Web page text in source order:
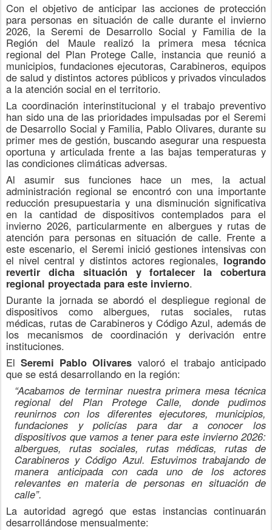
Con el objetivo de anticipar las acciones de protección
para personas en situación de calle durante el invierno
2026, la Seremi de Desarrollo Social y Familia de la
Región del Maule realizó la primera mesa técnica
regional del Plan Protege Calle, instancia que reunió a
municipios, fundaciones ejecutoras, Carabineros, equipos
de salud y distintos actores públicos y privados vinculados
a la atención social en el territorio.
La coordinación interinstitucional y el trabajo preventivo
han sido una de las prioridades impulsadas por el Seremi
de Desarrollo Social y Familia, Pablo Olivares, durante su
primer mes de gestión, buscando asegurar una respuesta
oportuna y articulada frente a las bajas temperaturas y
las condiciones climáticas adversas.
Al asumir sus funciones hace un mes, la actual
administración regional se encontró con una importante
reducción presupuestaria y una disminución significativa
en la cantidad de dispositivos contemplados para el
invierno 2026, particularmente en albergues y rutas de
atención para personas en situación de calle. Frente a
este escenario, el Seremi inició gestiones intensivas con
el nivel central y distintos actores regionales, logrando
revertir dicha situación y fortalecer la cobertura
regional proyectada para este invierno.
Durante la jornada se abordó el despliegue regional de
dispositivos como albergues, rutas sociales, rutas
médicas, rutas de Carabineros y Código Azul, además de
los mecanismos de coordinación y derivación entre
instituciones.
ElSeremi Pablo Olivares valoró el trabajo anticipado
que se está desarrollando en la región:
“Acabamos de terminar nuestra primera mesa técnica
regional del Plan Protege Calle, donde pudimos
reunirnos con los diferentes ejecutores, municipios,
fundaciones y policías para dar a conocer los
dispositivos que vamos a tener para este invierno 2026:
albergues, rutas sociales, rutas médicas, rutas de
Carabineros y Código Azul. Estuvimos trabajando de
manera anticipada con cada uno de los actores
relevantes en materia de personas en situación de
calle”.
La autoridad agregó que estas instancias continuarán
desarrollándose mensualmente: